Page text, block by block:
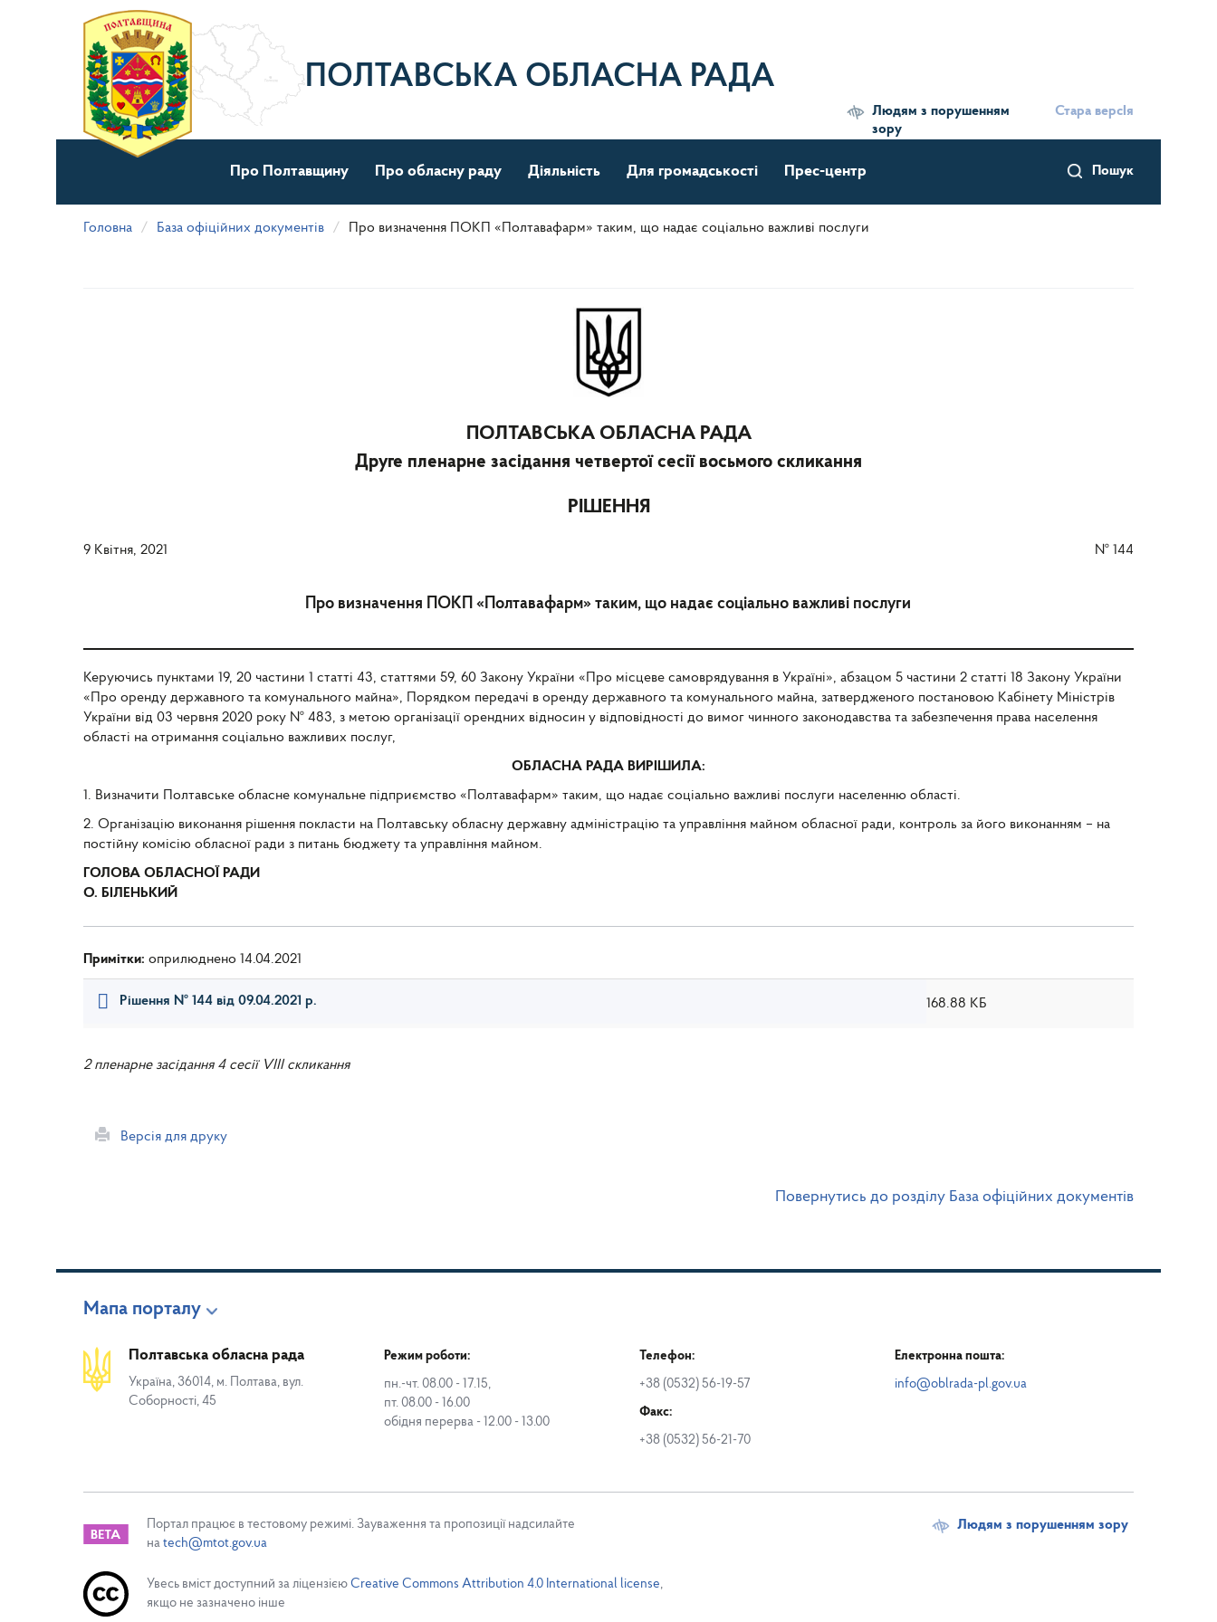
матеріалу
ПОЛТАВСЬКА ОБЛАСНА РАДА
Людям з порушенням
зору
Стара версІя
Пошук
Про Полтавщину Про обласну раду Діяльність Для громадськості Прес-центр
Головна База офіційних документів Про визначення ПОКП «Полтавафарм» таким, що надає соціально важливі послуги
ПОЛТАВСЬКА ОБЛАСНА РАДА
Друге пленарне засідання четвертої сесії восьмого скликання
РІШЕННЯ
9 Квітня, 2021 № 144
Про визначення ПОКП «Полтавафарм» таким, що надає соціально важливі послуги
Керуючись пунктами 19, 20 частини 1 статті 43, статтями 59, 60 Закону України «Про місцеве самоврядування в Україні», абзацом 5 частини 2 статті 18 Закону України
«Про оренду державного та комунального майна», Порядком передачі в оренду державного та комунального майна, затвердженого постановою Кабінету Міністрів
України від 03 червня 2020 року № 483, з метою організації орендних відносин у відповідності до вимог чинного законодавства та забезпечення права населення
області на отримання соціально важливих послуг,
ОБЛАСНА РАДА ВИРІШИЛА:
1. Визначити Полтавське обласне комунальне підприємство «Полтавафарм» таким, що надає соціально важливі послуги населенню області.
2. Організацію виконання рішення покласти на Полтавську обласну державну адміністрацію та управління майном обласної ради, контроль за його виконанням – на
постійну комісію обласної ради з питань бюджету та управління майном.
ГОЛОВА ОБЛАСНОЇ РАДИ
О. БІЛЕНЬКИЙ
Примітки: оприлюднено 14.04.2021
Рішення № 144 від 09.04.2021 р. 168.88 КБ
2 пленарне засідання 4 сесії VIII скликання
Версія для друку
Повернутись до розділу База офіційних документів
Мапа порталу
Полтавська обласна рада
Україна, 36014, м. Полтава, вул.
Соборності, 45
Режим роботи:
пн.-чт. 08.00 - 17.15,
пт. 08.00 - 16.00
обідня перерва - 12.00 - 13.00
Телефон:
+38 (0532) 56-19-57
Факс:
+38 (0532) 56-21-70
Електронна пошта:
info@oblrada-pl.gov.ua
Портал працює в тестовому режимі. Зауваження та пропозиції надсилайте
на tech@mtot.gov.ua
Увесь вміст доступний за ліцензією Creative Commons Attribution 4.0 International license,
якщо не зазначено інше
Людям з порушенням зору